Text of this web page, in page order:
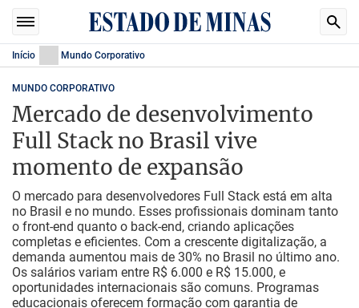
Início Mundo Corporativo
MUNDO CORPORATIVO
Mercado de desenvolvimento
Full Stack no Brasil vive
momento de expansão
O mercado para desenvolvedores Full Stack está em alta
no Brasil e no mundo. Esses profissionais dominam tanto
o front-end quanto o back-end, criando aplicações
completas e eficientes. Com a crescente digitalização, a
demanda aumentou mais de 30% no Brasil no último ano.
Os salários variam entre R$ 6.000 e R$ 15.000, e
oportunidades internacionais são comuns. Programas
educacionais oferecem formação com garantia de